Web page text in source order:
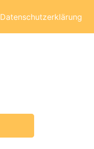
Datenschutzerklärung